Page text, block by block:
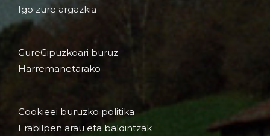
Igo zure argazkia
GureGipuzkoari buruz
Harremanetarako
Cookieei buruzko politika
Erabilpen arau eta baldintzak